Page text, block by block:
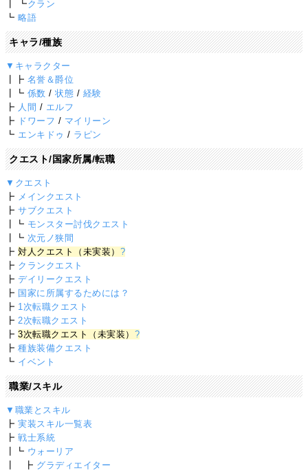
┃ ┗クラン
┗略語
キャラ/種族
▼キャラクター
┃┣ 名誉＆爵位
┃┗ 係数 /状態 / 経験
┣ 人間 / エルフ
┣ ドワーフ / マイリーン
┗ エンキドゥ / ラピン
クエスト/国家所属/転職
▼クエスト
┣ メインクエスト
┣サブクエスト
┃┗ モンスター討伐クエスト
┃┗ 次元ノ狭間
┣対人クエスト（未実装） ?
┣ クランクエスト
┣デイリークエスト
┣ 国家に所属するためには？
┣ 1次転職クエスト
┣2次転職クエスト
┣3次転職クエスト（未実装） ?
┣種族装備クエスト
┗ イベント
職業/スキル
▼職業とスキル
┣実装スキル一覧表
┣戦士系統
┃┗ ウォーリア
┃ ┣ グラディエイター